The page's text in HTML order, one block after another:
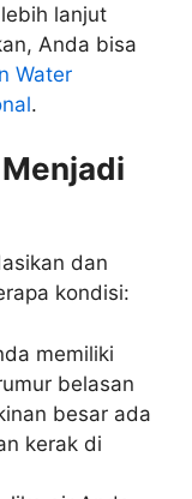
lanjut
Anda bisa
Water
.
dan
kondisi:
memiliki
belasan
besar ada
kerak di